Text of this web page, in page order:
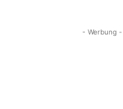
- Werbung -